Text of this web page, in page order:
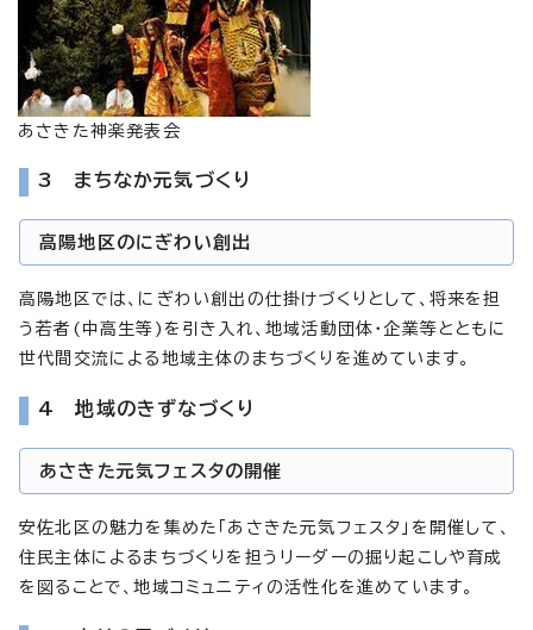
あさきた神楽発表会
3 まちなか元気づくり
高陽地区のにぎわい創出
高陽地区では、にぎわい創出の仕掛けづくりとして、将来を担
う若者(中高生等)を引き入れ、地域活動団体・企業等とともに
世代間交流による地域主体のまちづくりを進めています。
4 地域のきずなづくり
あさきた元気フェスタの開催
安佐北区の魅力を集めた「あさきた元気フェスタ」を開催して、
住民主体によるまちづくりを担うリーダーの掘り起こしや育成
を図ることで、地域コミュニティの活性化を進めています。